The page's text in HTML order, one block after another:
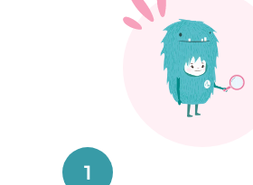
1